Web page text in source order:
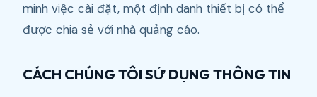
minh việc cài đặt, một định danh thiết bị có thể
được chia sẻ với nhà quảng cáo.
CÁCH CHÚNG TÔI SỬ DỤNG THÔNG TIN